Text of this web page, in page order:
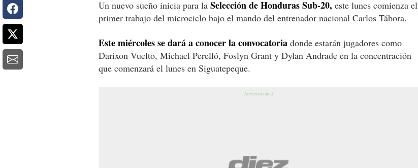
Un nuevo sueño inicia para la Selección de Honduras Sub-20, este lunes comienza el
primer trabajo del microciclo bajo el mando del entrenador nacional Carlos Tábora.
Este miércoles se dará a conocer la convocatoria donde estarán jugadores como
Darixon Vuelto, Michael Perelló, Foslyn Grant y Dylan Andrade en la concentración
que comenzará el lunes en Siguatepeque.